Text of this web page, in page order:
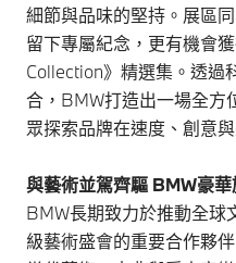
細節與品味的堅持。展區
留下專屬紀念，更有機會
Collection》精選集。透過
合，BMW打造出一場全方
眾探索品牌在速度、創意
與藝術並駕齊驅 BMW豪
BMW長期致力於推動全球
級藝術盛會的重要合作夥